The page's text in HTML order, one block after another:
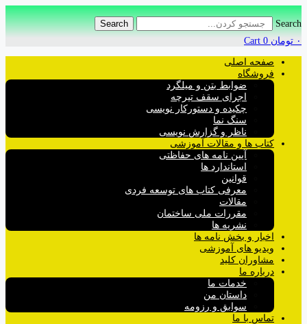
Search
Search
۰ تومان 0
Cart
صفحه اصلی
فروشگاه
ضوابط بتن و میلگرد
اجرای سقف تیرچه
چکیده و دستورکار نویسی
سنگ نما
ناظر و گزارش نویسی
کتاب ها و مقالات آموزشی
آیین نامه های حفاظتی
استاندارد ها
قوانین
معرفی کتاب های توسعه فردی
مقالات
مقررات ملی ساختمان
نشریه ها
اخبار و بخش نامه ها
ویدیو های آموزشی
مشاوران کلید
درباره ما
خدمات ما
داستان من
سوابق و رزومه
تماس با ما